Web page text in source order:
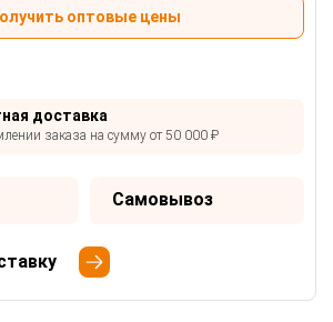
Получить оптовые цены
доставка
заказа на сумму от 50 000 ₽
Самовывоз